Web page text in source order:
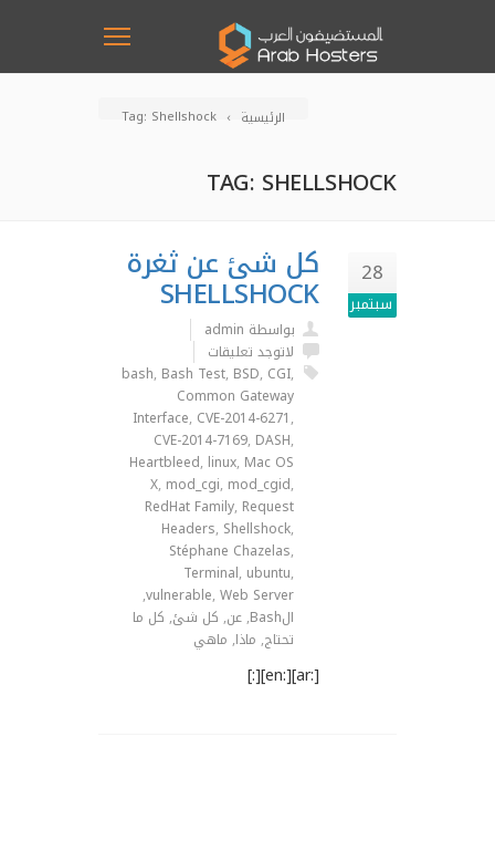
الرئيسية Tag: Shellshock
TAG: SHELLSHOCK
28
سبتمبر
كل شئ عن ثغرة
SHELLSHOCK
بواسطة admin
لاتوجد تعليقات
bash, Bash Test, BSD, CGI,
Common Gateway
Interface, CVE-2014-6271,
CVE-2014-7169, DASH,
Heartbleed, linux, Mac OS
X, mod_cgi, mod_cgid,
RedHat Family, Request
Headers, Shellshock,
Stéphane Chazelas,
Terminal, ubuntu,
vulnerable, Web Server
,
الBash
,عن, كل شئ, كل ما
تحتاج, ماذا, ماهي
[:ar][:en][:]